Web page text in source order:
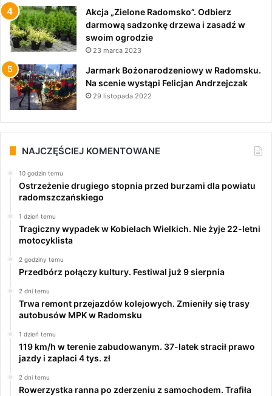
Akcja „Zielone Radomsko”. Odbierz
darmową sadzonkę drzewa i zasadź w
swoim ogrodzie
23 marca 2023
Jarmark Bożonarodzeniowy w Radomsku.
Na scenie wystąpi Felicjan Andrzejczak
29 listopada 2022
NAJCZĘŚCIEJ KOMENTOWANE
10 godzin temu
Ostrzeżenie drugiego stopnia przed burzami dla powiatu
radomszczańskiego
1 dzień temu
Tragiczny wypadek w Kobielach Wielkich. Nie żyje 22-letni
motocyklista
2 godziny temu
Przedbórz połączy kultury. Festiwal już 9 sierpnia
2 dni temu
Trwa remont przejazdów kolejowych. Zmieniły się trasy
autobusów MPK w Radomsku
1 dzień temu
119 km/h w terenie zabudowanym. 37-latek stracił prawo
jazdy i zapłaci 4 tys. zł
2 dni temu
Rowerzystka ranna po zderzeniu z samochodem. Trafiła